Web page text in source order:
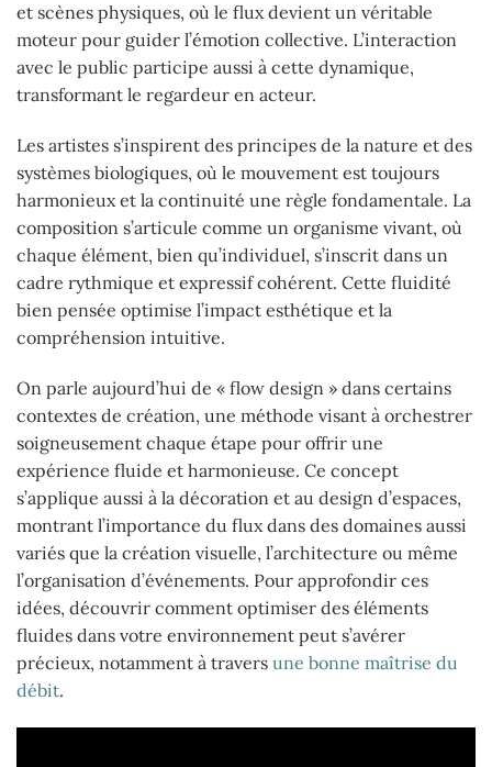
et scènes physiques, où le flux devient un véritable
moteur pour guider l’émotion collective. L’interaction
avec le public participe aussi à cette dynamique,
transformant le regardeur en acteur.
Les artistes s’inspirent des principes de la nature et des
systèmes biologiques, où le mouvement est toujours
harmonieux et la continuité une règle fondamentale. La
composition s’articule comme un organisme vivant, où
chaque élément, bien qu’individuel, s’inscrit dans un
cadre rythmique et expressif cohérent. Cette fluidité
bien pensée optimise l’impact esthétique et la
compréhension intuitive.
On parle aujourd’hui de « flow design » dans certains
contextes de création, une méthode visant à orchestrer
soigneusement chaque étape pour offrir une
expérience fluide et harmonieuse. Ce concept
s’applique aussi à la décoration et au design d’espaces,
montrant l’importance du flux dans des domaines aussi
variés que la création visuelle, l’architecture ou même
l’organisation d’événements. Pour approfondir ces
idées, découvrir comment optimiser des éléments
fluides dans votre environnement peut s’avérer
précieux, notamment à travers une bonne maîtrise du
débit.